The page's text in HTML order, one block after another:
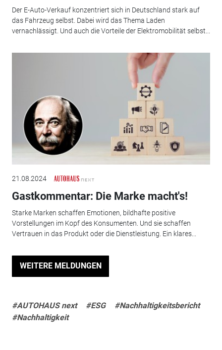
Der E-Auto-Verkauf konzentriert sich in Deutschland stark auf
das Fahrzeug selbst. Dabei wird das Thema Laden
vernachlässigt. Und auch die Vorteile der Elektromobilität selbst...
21.08.2024
Gastkommentar: Die Marke macht's!
Starke Marken schaffen Emotionen, bildhafte positive
Vorstellungen im Kopf des Konsumenten. Und sie schaffen
Vertrauen in das Produkt oder die Dienstleistung. Ein klares...
WEITERE MELDUNGEN
#AUTOHAUS next #ESG
#Nachhaltigkeitsbericht
#Nachhaltigkeit